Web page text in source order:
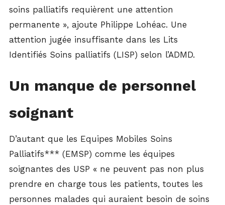
soins palliatifs requièrent une attention
permanente », ajoute Philippe Lohéac. Une
attention jugée insuffisante dans les Lits
Identifiés Soins palliatifs (LISP) selon l’ADMD.
Un manque de personnel
soignant
D’autant que les Equipes Mobiles Soins
Palliatifs*** (EMSP) comme les équipes
soignantes des USP « ne peuvent pas non plus
prendre en charge tous les patients, toutes les
personnes malades qui auraient besoin de soins